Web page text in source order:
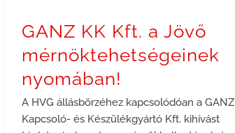
GANZ KK Kft. a Jövő
mérnöktehetségeinek
nyomában!
A HVG állásbörzéhez kapcsolódóan a GANZ
Kapcsoló- és Készülékgyártó Kft. kihívást